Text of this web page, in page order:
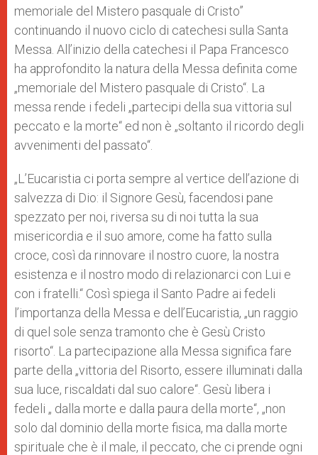
memoriale del Mistero pasquale di Cristo”
continuando il nuovo ciclo di catechesi sulla Santa
Messa. All’inizio della catechesi il Papa Francesco
ha approfondito la natura della Messa definita come
„memoriale del Mistero pasquale di Cristo“. La
messa rende i fedeli „partecipi della sua vittoria sul
peccato e la morte“ ed non è „soltanto il ricordo degli
avvenimenti del passato“.
„L’Eucaristia ci porta sempre al vertice dell’azione di
salvezza di Dio: il Signore Gesù, facendosi pane
spezzato per noi, riversa su di noi tutta la sua
misericordia e il suo amore, come ha fatto sulla
croce, così da rinnovare il nostro cuore, la nostra
esistenza e il nostro modo di relazionarci con Lui e
con i fratelli.“ Così spiega il Santo Padre ai fedeli
l’importanza della Messa e dell’Eucaristia, „un raggio
di quel sole senza tramonto che è Gesù Cristo
risorto“. La partecipazione alla Messa significa fare
parte della „vittoria del Risorto, essere illuminati dalla
sua luce, riscaldati dal suo calore“. Gesù libera i
fedeli „ dalla morte e dalla paura della morte“, „non
solo dal dominio della morte fisica, ma dalla morte
spirituale che è il male, il peccato, che ci prende ogni